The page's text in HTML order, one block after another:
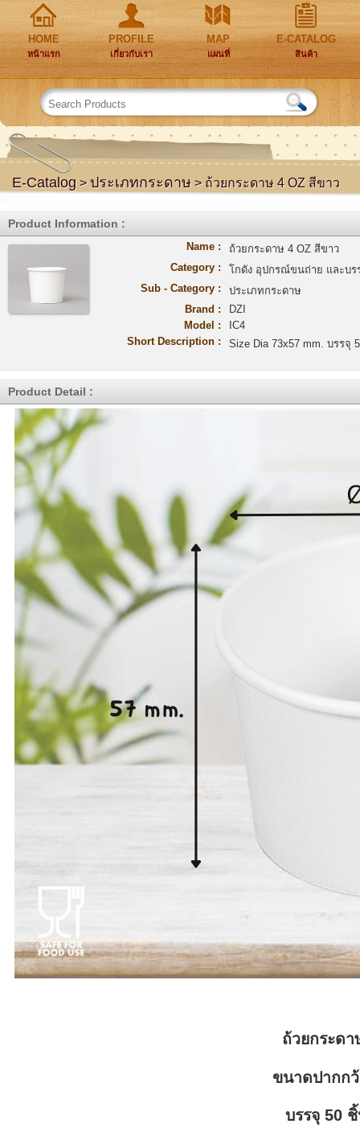
HOME
หน้าแรก
PROFILE
เกี่ยวกับเรา
MAP
แผนที่
E-CATALOG
สินค้า
E-Catalog > ประเภทกระดาษ > ถ้วยกระดาษ 4 OZ สีขาว
Product Information :
Name :
ถ้วยกระดาษ 4 OZ สีขาว
Category :
โกดัง อุปกรณ์ขนถ่าย และบ
Sub - Category :
ประเภทกระดาษ
Brand :
DZI
Model :
IC4
Short Description :
Size Dia 73x57 mm. บรรจุ
Product Detail :
ถ้วยกระด
ขนาดปากก
บรรจุ 50